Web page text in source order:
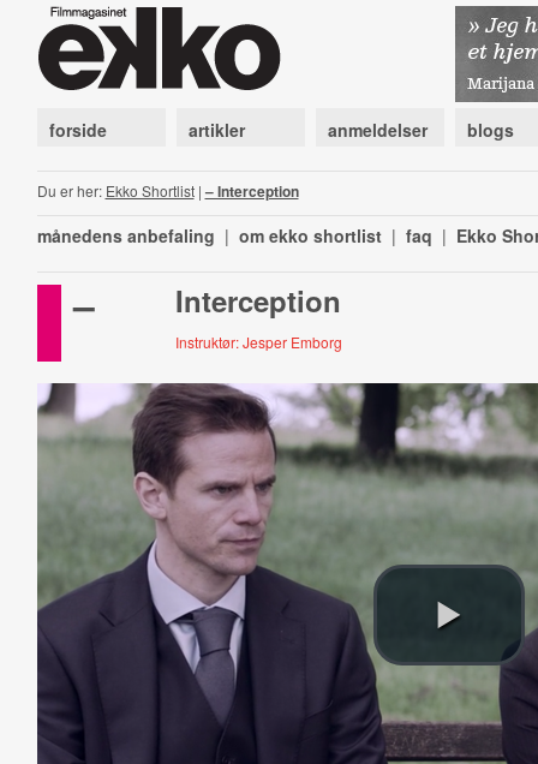
forside artikler anmeldelser blogs
Du er her: Ekko Shortlist| – Interception
månedens anbefaling | om ekko shortlist | faq | Ekko
– Interception
Instruktør: Jesper Emborg